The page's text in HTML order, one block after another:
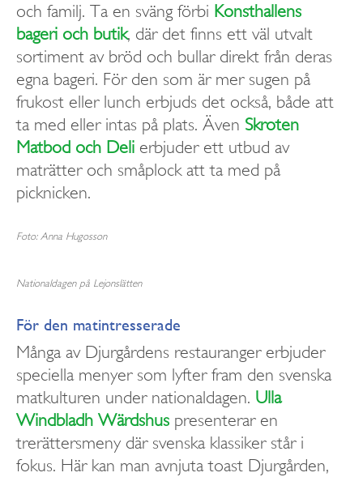
och familj. Ta en sväng förbi Konsthallens
bageri och butik, där det finns ett väl utvalt
sortiment av bröd och bullar direkt från deras
egna bageri. För den som är mer sugen på
frukost eller lunch erbjuds det också, både att
ta med eller intas på plats. Även Skroten
Matbod och Deli erbjuder ett utbud av
maträtter och småplock att ta med på
picknicken.
Foto: Anna Hugosson
Nationaldagen på Lejonslätten
För den matintresserade
Många av Djurgårdens restauranger erbjuder
speciella menyer som lyfter fram den svenska
matkulturen under nationaldagen. Ulla
Windbladh Wärdshus presenterar en
trerättersmeny där svenska klassiker står i
fokus. Här kan man avnjuta toast Djurgården,